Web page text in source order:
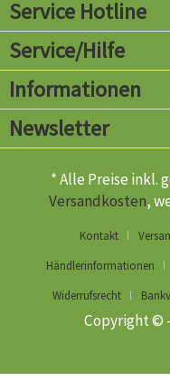
Service Hotline
Service/Hilfe
Informationen
Newsletter
* Alle Preise inkl.
Versandkosten,
Kontakt
Händlerinformationen
Widerrufsrecht
Copyright ©